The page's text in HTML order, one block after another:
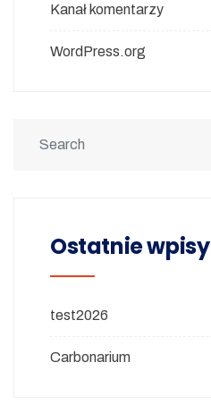
Kanał komentarzy
WordPress.org
Ostatnie wpisy
test2026
Carbonarium